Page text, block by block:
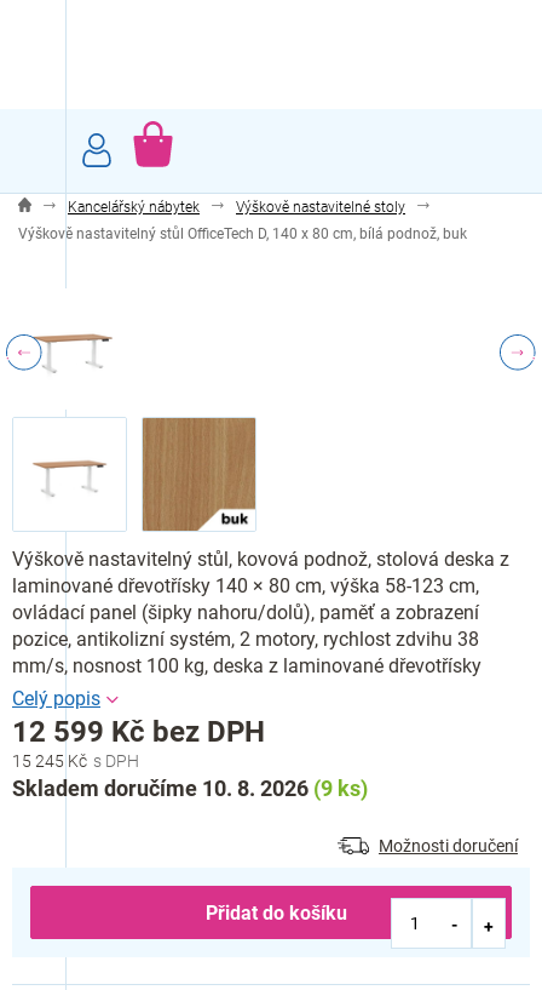
NÁKUPNÍ
Kancelářský nábytek
Výškově nastavitelné stoly
Výškově nastavitelný stůl OfficeTech D, 140 x 80 cm, bílá podnož, buk
15 245 Kč
12 599 Kč bez DPH
Měrná
cena:
Skladem doručíme 10. 8. 2026 (9 ks)
Možnosti doručení
Přidat do košíku
Výškově nastavitelný stůl, kovová podnož, stolová deska z
laminované dřevotřísky 140 × 80 cm, výška 58-123 cm,
ovládací panel (šipky nahoru/dolů), paměť a zobrazení
pozice, antikolizní systém, 2 motory, rychlost zdvihu 38
mm/s, nosnost 100 kg, deska z laminované dřevotřísky